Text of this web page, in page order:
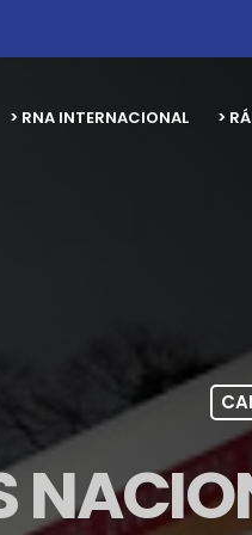
> RNA INTERNACIONAL >